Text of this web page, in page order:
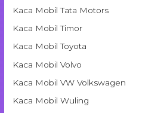
Kaca Mobil Tata Motors
Kaca Mobil Timor
Kaca Mobil Toyota
Kaca Mobil Volvo
Kaca Mobil VW Volkswagen
Kaca Mobil Wuling